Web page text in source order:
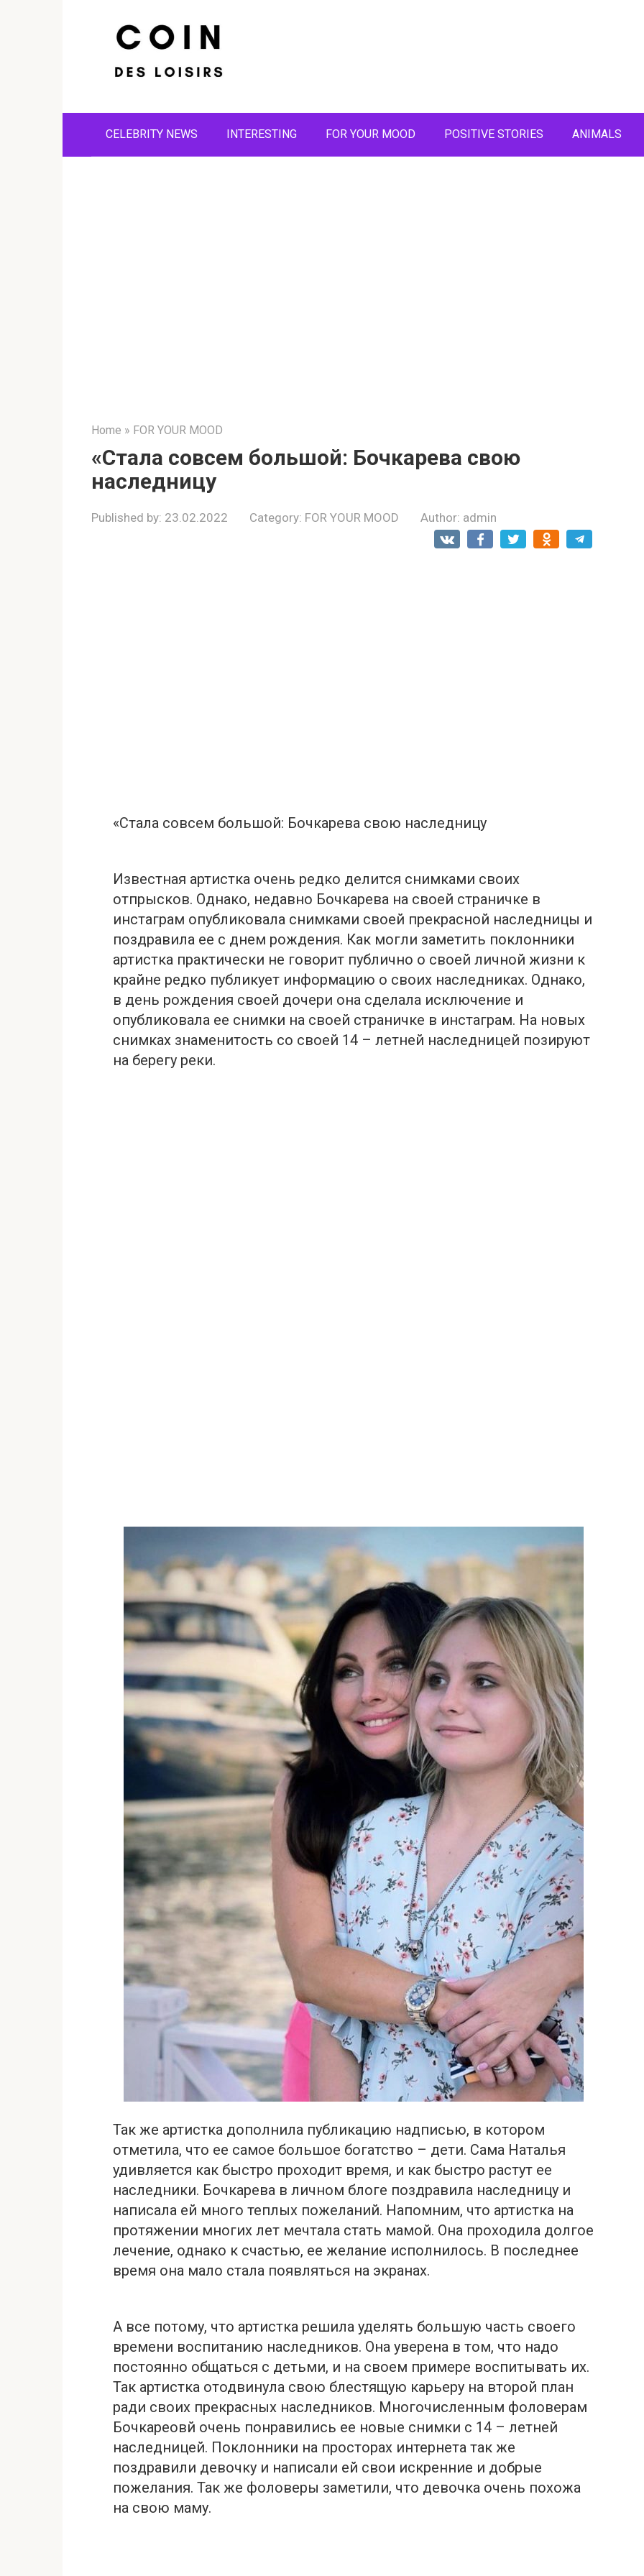
CELEBRITY NEWS INTERESTING FOR YOUR MOOD POSITIVE STORIES ANIMALS
Home » FOR YOUR MOOD
«Стала совсем большой: Бочкарева свою
наследницу
Published by: 23.02.2022 Category: FOR YOUR MOOD Author: admin
«Стала совсем большой: Бочкарева свою наследницу
Известная артистка очень редко делится снимками своих
отпрысков. Однако, недавно Бочкарева на своей страничке в
инстаграм опубликовала снимками своей прекрасной наследницы и
поздравила ее с днем рождения. Как могли заметить поклонники
артистка практически не говорит публично о своей личной жизни к
крайне редко публикует информацию о своих наследниках. Однако,
в день рождения своей дочери она сделала исключение и
опубликовала ее снимки на своей страничке в инстаграм. На новых
снимках знаменитость со своей 14 – летней наследницей позируют
на берегу реки.
Так же артистка дополнила публикацию надписью, в котором
отметила, что ее самое большое богатство – дети. Сама Наталья
удивляется как быстро проходит время, и как быстро растут ее
наследники. Бочкарева в личном блоге поздравила наследницу и
написала ей много теплых пожеланий. Напомним, что артистка на
протяжении многих лет мечтала стать мамой. Она проходила долгое
лечение, однако к счастью, ее желание исполнилось. В последнее
время она мало стала появляться на экранах.
А все потому, что артистка решила уделять большую часть своего
времени воспитанию наследников. Она уверена в том, что надо
постоянно общаться с детьми, и на своем примере воспитывать их.
Так артистка отодвинула свою блестящую карьеру на второй план
ради своих прекрасных наследников. Многочисленным фоловерам
Бочкареовй очень понравились ее новые снимки с 14 – летней
наследницей. Поклонники на просторах интернета так же
поздравили девочку и написали ей свои искренние и добрые
пожелания. Так же фоловеры заметили, что девочка очень похожа
на свою маму.